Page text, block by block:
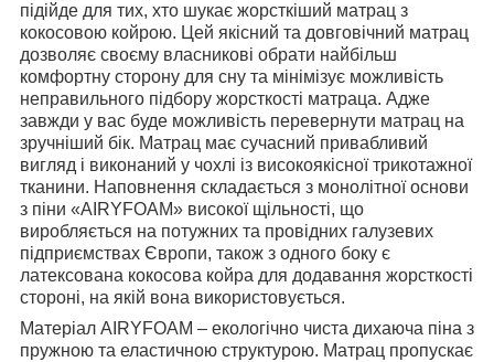
підійде для тих, хто шукає жорсткіший матрац з
кокосовою койрою. Цей якісний та довговічний матрац
дозволяє своєму власникові обрати найбільш
комфортну сторону для сну та мінімізує можливість
неправильного підбору жорсткості матраца. Адже
завжди у вас буде можливість перевернути матрац на
зручніший бік. Матрац має сучасний привабливий
вигляд і виконаний у чохлі із високоякісної трикотажної
тканини. Наповнення складається з монолітної основи
з піни «AIRYFOAM» високої щільності, що
виробляється на потужних та провідних галузевих
підприємствах Європи, також з одного боку є
латексована кокосова койра для додавання жорсткості
стороні, на якій вона використовується.
Матеріал AIRYFOAM – екологічно чиста дихаюча піна з
пружною та еластичною структурою. Матрац пропускає